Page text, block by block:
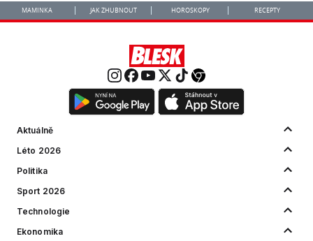
MAMINKA JAK ZHUBNOUT HOROSKOPY RECEPTY
Aktuálně
Léto 2026
Politika
Sport 2026
Technologie
Ekonomika